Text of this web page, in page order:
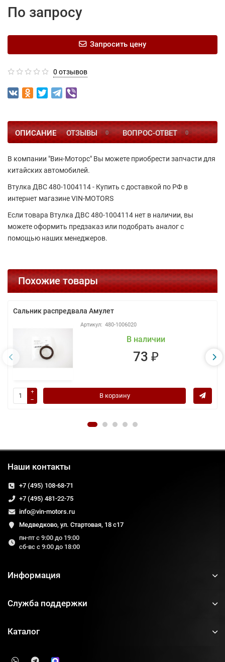
По запросу
Запросить цену
0 отзывов
ОПИСАНИЕ ОТЗЫВЫ 0 ВОПРОС-ОТВЕТ 0
В компании "Вин-Моторс" Вы можете приобрести запчасти для
китайских автомобилей.
Втулка ДВС 480-1004114 - Купить с доставкой по РФ в
интернет магазине VIN-MOTORS
Если товара Втулка ДВС 480-1004114 нет в наличии, вы
можете оформить предзаказ или подобрать аналог с
помощью наших менеджеров.
Похожие товары
Сальник распредвала Амулет
480-1006020
В наличии
73 ₽
В корзину
Наши контакты
+7 (495) 108-68-71
+7 (495) 481-22-75
info@vin-motors.ru
Медведково, ул. Стартовая, 18 с17
пн-пт с 9:00 до 19:00
сб-вс с 9:00 до 18:00
Информация
Служба поддержки
Каталог